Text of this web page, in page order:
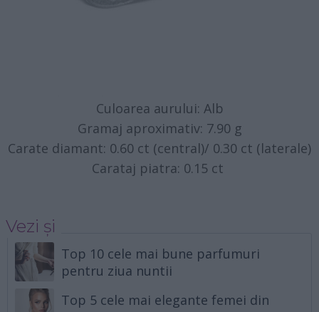
Culoarea aurului: Alb
Gramaj aproximativ: 7.90 g
Carate diamant: 0.60 ct (central)/ 0.30 ct (laterale)
Carataj piatra: 0.15 ct
Vezi și
Top 10 cele mai bune parfumuri
pentru ziua nuntii
Top 5 cele mai elegante femei din